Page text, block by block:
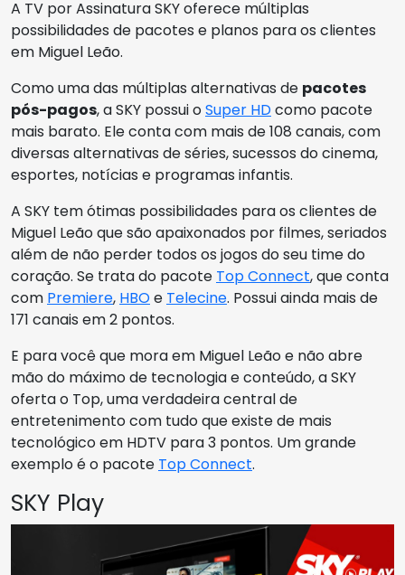
A TV por Assinatura SKY oferece múltiplas
possibilidades de pacotes e planos para os clientes
em Miguel Leão.
Como uma das múltiplas alternativas de pacotes
pós-pagos, a SKY possui oSuper HDcomo pacote
mais barato. Ele conta com mais de 108 canais, com
diversas alternativas de séries, sucessos do cinema,
esportes, notícias e programas infantis.
A SKY tem ótimas possibilidades para os clientes de
Miguel Leão que são apaixonados por filmes, seriados
além de não perder todos os jogos do seu time do
coração. Se trata do pacote Top Connect, que conta
com Premiere, HBOe Telecine. Possui ainda mais de
171 canais em 2 pontos.
E para você que mora em Miguel Leão e não abre
mão do máximo de tecnologia e conteúdo, a SKY
oferta o Top, uma verdadeira central de
entretenimento com tudo que existe de mais
tecnológico em HDTV para 3 pontos. Um grande
exemplo é o pacote Top Connect.
SKY Play